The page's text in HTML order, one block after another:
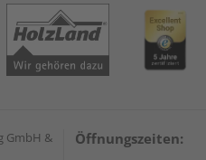
GmbH &
Öffnungszeiten: